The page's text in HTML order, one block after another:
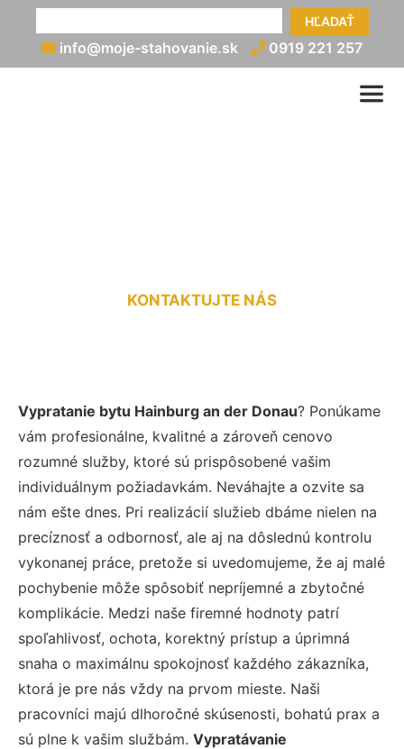
HĽADAŤ
info@moje-stahovanie.sk 0919 221 257
KONTAKTUJTE NÁS
Vypratanie bytu Hainburg an der Donau? Ponúkame
vám profesionálne, kvalitné a zároveň cenovo
rozumné služby, ktoré sú prispôsobené vašim
individuálnym požiadavkám. Neváhajte a ozvite sa
nám ešte dnes. Pri realizácií služieb dbáme nielen na
precíznosť a odbornosť, ale aj na dôslednú kontrolu
vykonanej práce, pretože si uvedomujeme, že aj malé
pochybenie môže spôsobiť nepríjemné a zbytočné
komplikácie. Medzi naše firemné hodnoty patrí
spoľahlivosť, ochota, korektný prístup a úprimná
snaha o maximálnu spokojnosť každého zákazníka,
ktorá je pre nás vždy na prvom mieste. Naši
pracovníci majú dlhoročné skúsenosti, bohatú prax a
sú plne k vašim službám. Vypratávanie